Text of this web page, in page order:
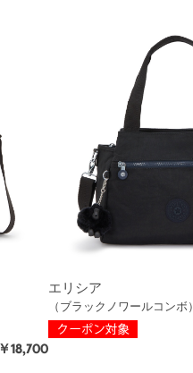
￥18,700
エリシア
（ブラックノワールコンボ）